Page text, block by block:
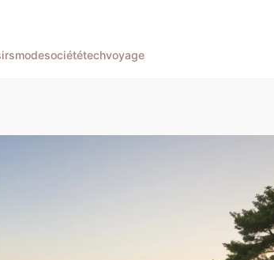
modesociététechvoyage